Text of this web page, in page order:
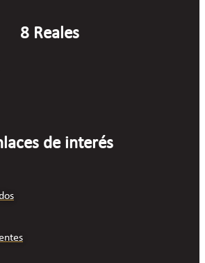
8 Reales
de interés